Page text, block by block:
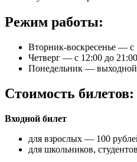
Режим работы:
Вторник-воскресенье — с
Четверг — с 12:00 до
Понедельник —
Стоимость билетов:
Входной билет
для взрослых — 100
для школьников,